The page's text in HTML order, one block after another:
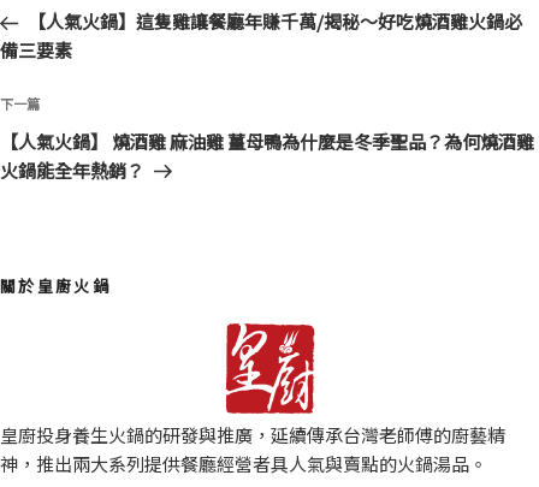
導
覽
一
篇
章
【人氣火鍋】這隻雞讓餐廳年賺千萬/揭秘～好吃燒酒雞火鍋必
備三要素
下
一
篇
下一篇
【人氣火鍋】 燒酒雞 麻油雞 薑母鴨為什麼是冬季聖品？為何燒酒雞
火鍋能全年熱銷？
關於皇廚火鍋
皇廚投身養生火鍋的研發與推廣，延續傳承台灣老師傅的廚藝精
神，推出兩大系列提供餐廳經營者具人氣與賣點的火鍋湯品。